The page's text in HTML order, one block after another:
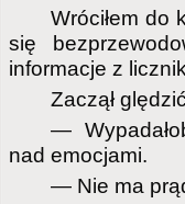
Wróciłem do
się
informacje z
Zaczął
—
nad emocjami.
— Nie ma